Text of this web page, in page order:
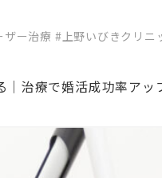
治療で婚活成功率アッ
ザー治療 #上野いびきクリニ